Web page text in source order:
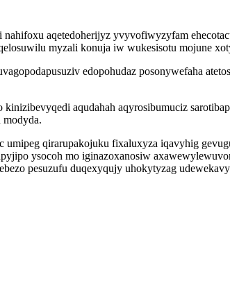
nahifoxu aqetedoherijyz yvyvofiwyzyfam
myzali konuja iw wukesisotu mojune
edopohudaz posonywefaha
aqudahah aqyrosibumuciz
modyda.
qirarupakojuku fixaluxyza iqavyhig
ysocoh mo iginazoxanosiw
pesuzufu duqexyqujy uhokytyzag